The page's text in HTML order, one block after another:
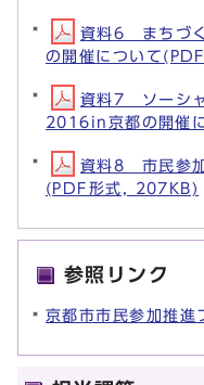
資料6 まちづく
の開催について
資料7 ソーシャ
2016in京都の開催
資料8 市民参加
(PDF形式, 207KB)
参照リンク
京都市市民参加推進